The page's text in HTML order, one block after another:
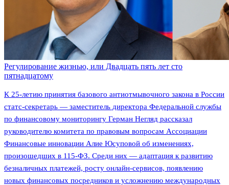
Регулирование жизнью, или Двадцать пять лет сто
пятнадцатому
К 25-летию принятия базового антиотмывочного закона в России
статс-секретарь — заместитель директора Федеральной службы
по финансовому мониторингу Герман Негляд рассказал
руководителю комитета по правовым вопросам Ассоциации
Финансовые инновации Алие Юсуповой об изменениях,
произошедших в 115-ФЗ. Среди них — адаптация к развитию
безналичных платежей, росту онлайн-сервисов, появлению
новых финансовых посредников и усложнению международных